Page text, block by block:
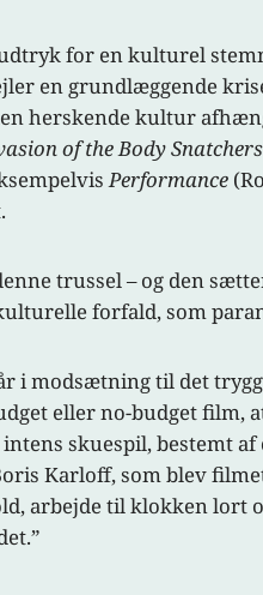
for en kulturel
en grundlæggende
herskende kultur
of the Body Snatchers
Performance
trussel – og den
forfald, som
i modsætning til det
eller no-budget
skuespil, bestemt
Karloff, som blev
arbejde til klokken lort